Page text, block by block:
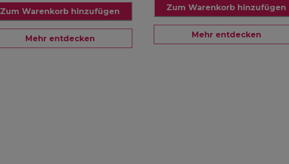
Zum Warenkorb hinzufügen
Mehr entdecken
Zum Warenkorb hinzufügen
Mehr entdecken